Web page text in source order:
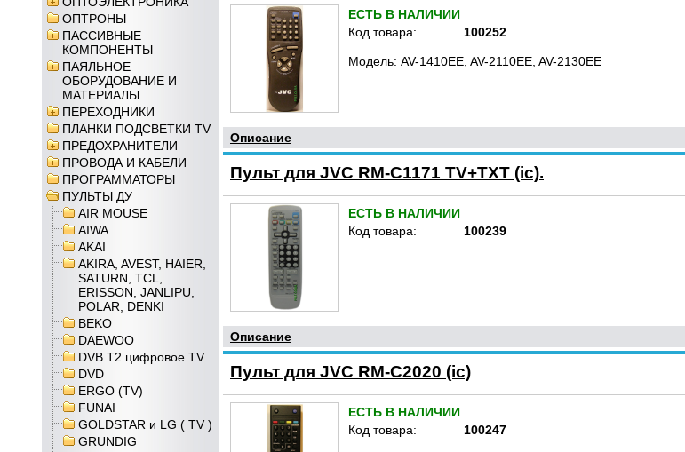
ОПТРОНЫ
ПАССИВНЫЕ
КОМПОНЕНТЫ
ПАЯЛЬНОЕ
ОБОРУДОВАНИЕ И
МАТЕРИАЛЫ
ПЕРЕХОДНИКИ
ПЛАНКИ ПОДСВЕТКИ TV
ПРЕДОХРАНИТЕЛИ
ПРОВОДА И КАБЕЛИ
ПРОГРАММАТОРЫ
ПУЛЬТЫ ДУ
AIR MOUSE
AIWA
AKAI
AKIRA, AVEST, HAIER,
SATURN, TCL,
ERISSON, JANLIPU,
POLAR, DENKI
BEKO
DAEWOO
DVB T2 цифровое TV
DVD
ERGO (TV)
FUNAI
GOLDSTAR и LG ( TV )
GRUNDIG
ЕСТЬ В НАЛИЧИИ
Код товара:
100252
Модель: AV-1410EE, AV-2110EE, AV-2130EE
Описание
Пульт для JVC RM-C1171 TV+TXT (ic).
ЕСТЬ В НАЛИЧИИ
Код товара:
100239
Описание
Пульт для JVC RM-C2020 (ic)
ЕСТЬ В НАЛИЧИИ
Код товара:
100247